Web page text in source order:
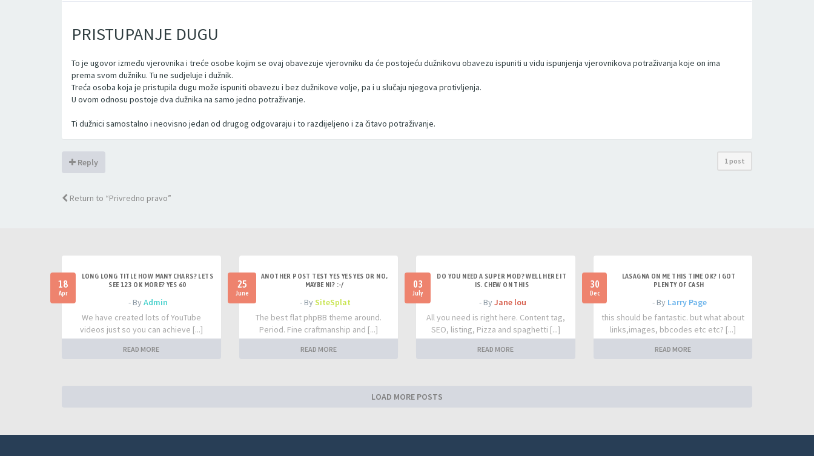
PRISTUPANJE DUGU
To je ugovor između vjerovnika i treće osobe kojim se ovaj obavezuje vjerovniku da će postojeću dužnikovu obavezu ispuniti u vidu ispunjenja vjerovnikova potraživanja koje on ima
prema svom dužniku. Tu ne sudjeluje i dužnik.
Treća osoba koja je pristupila dugu može ispuniti obavezu i bez dužnikove volje, pa i u slučaju njegova protivljenja.
U ovom odnosu postoje dva dužnika na samo jedno potraživanje.
Ti dužnici samostalno i neovisno jedan od drugog odgovaraju i to razdijeljeno i za čitavo potraživanje.
Reply 1 post
Return to “Privredno pravo”
18
Apr
LONG LONG TITLE HOW MANY CHARS? LETS
SEE 123 OK MORE? YES 60
- ByAdmin
We have created lots of YouTube
videos just so you can achieve [...]
READ MORE
25
June
ANOTHER POST TEST YES YES YES OR NO,
MAYBE NI? :-/
- BySiteSplat
The best flat phpBB theme around.
Period. Fine craftmanship and [...]
READ MORE
03
July
DO YOU NEED A SUPER MOD? WELL HERE IT
IS. CHEW ON THIS
- By Jane lou
All you need is right here. Content tag,
SEO, listing, Pizza and spaghetti [...]
READ MORE
30
Dec
LASAGNA ON ME THIS TIME OK? I GOT
PLENTY OF CASH
- By Larry Page
this should be fantastic. but what about
links,images, bbcodes etc etc? [...]
READ MORE
LOAD MORE POSTS